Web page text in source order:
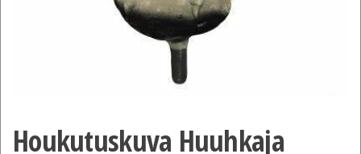
Houkutuskuva Huuhkaja